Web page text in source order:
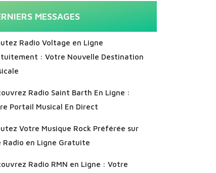
MESSAGES
Radio Voltage en Ligne
: Votre Nouvelle Destination
Radio Saint Barth En Ligne :
Portail Musical En Direct
Votre Musique Rock Préférée sur
Radio en Ligne Gratuite
Radio RMN en Ligne : Votre